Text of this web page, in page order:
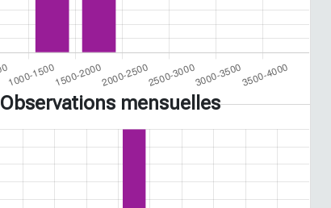
Observations mensuelles